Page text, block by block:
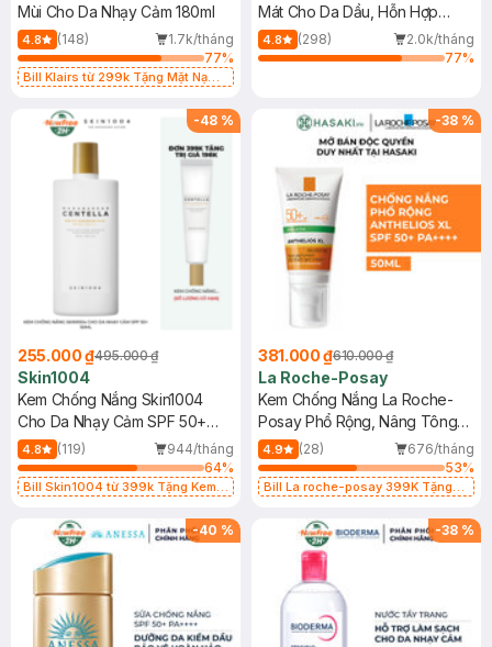
Mùi Cho Da Nhạy Cảm 180ml
4.8 (148)
1.7k/tháng
77%
Bill Klairs từ 299k Tặng Mặt Nạ
25ml (SL Có Hạn)
Mát Cho Da Dầu, Hỗn Hợp
400ml
4.8 (298)
2.0k/tháng
77%
-48 %
255.000 ₫495.000 ₫
Skin1004
Kem Chống Nắng Skin1004
Cho Da Nhạy Cảm SPF 50+
50ml
4.8 (119)
944/tháng
64%
Bill Skin1004 từ 399k Tặng Kem
SPF 50+ 20ml (SL Có Hạn)
-38 %
381.000 ₫610.000 ₫
La Roche-Posay
Kem Chống Nắng La Roche-
Posay Phổ Rộng, Nâng Tông
Kiềm Dầu 50ml
4.9 (28)
676/tháng
53%
Bill La roche-posay 399K Tặng
(SL có hạn)
-40 % -38 %